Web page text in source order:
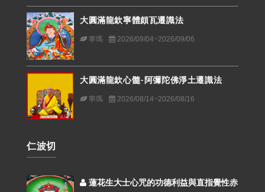
大圓滿龍欽寧體頗瓦遷識法
寧瑪 2026/09/04~2026/09/06
大圓滿龍欽心髓-阿彌陀佛淨土遷識法
寧瑪 2026/08/14~2026/08/16
仁波切
蓮花生大士心咒的功德利益與直指覺性赤